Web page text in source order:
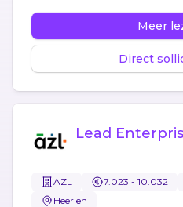
Meer
Direct
Lead
AZL 7.023 - 10.032
Heerlen